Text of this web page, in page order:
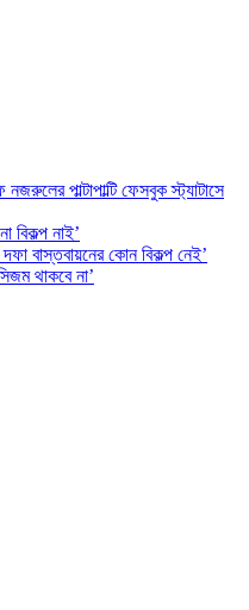
পাল্টাপাল্টি ফেসবুক স্ট্যাটাসে
বিকল্প নাই’
বাস্তবায়নের কোন বিকল্প নেই’
থাকবে না’